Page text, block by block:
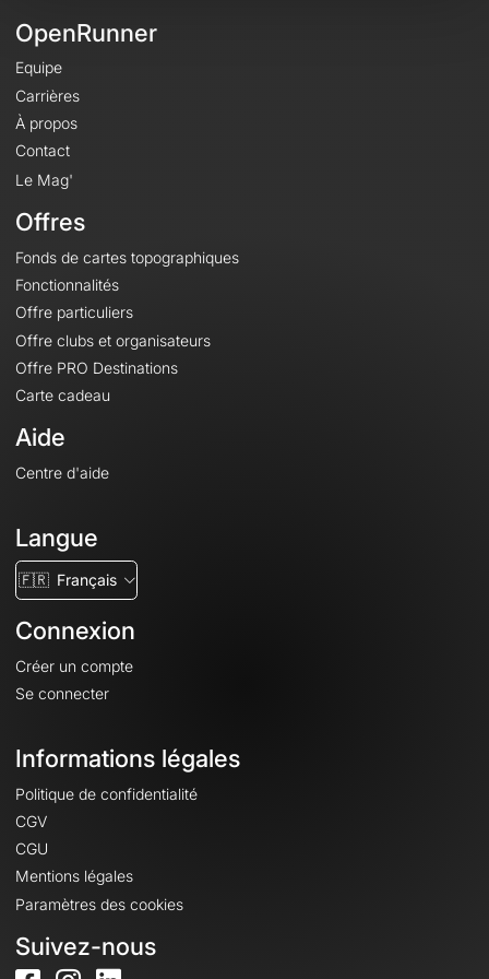
OpenRunner
Equipe
Carrières
À propos
Contact
Le Mag'
Offres
Fonds de cartes topographiques
Fonctionnalités
Offre particuliers
Offre clubs et organisateurs
Offre PRO Destinations
Carte cadeau
Aide
Centre d'aide
Langue
🇫🇷 Français
Connexion
Créer un compte
Se connecter
Informations légales
Politique de confidentialité
CGV
CGU
Mentions légales
Paramètres des cookies
Suivez-nous